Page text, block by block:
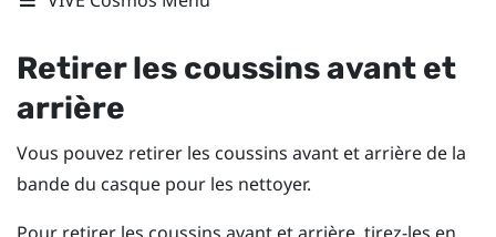
Retirer les coussins avant et
arrière
Vous pouvez retirer les coussins avant et arrière de la
bande du casque pour les nettoyer.